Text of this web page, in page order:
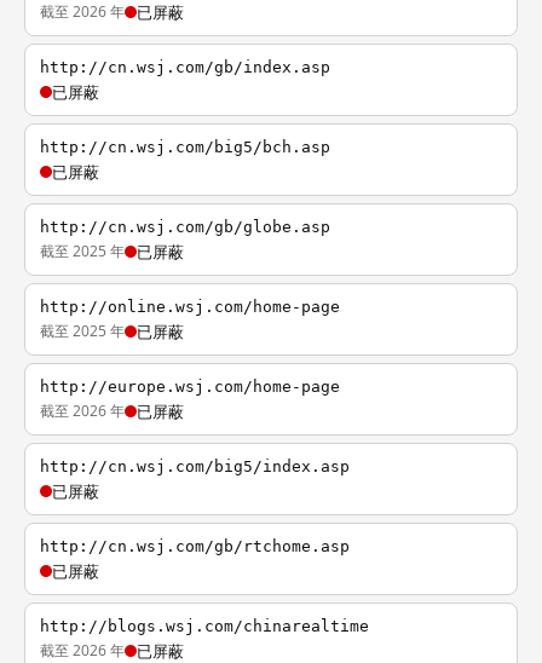
截至 2026 年 已屏蔽
http://cn.wsj.com/gb/index.asp
已屏蔽
http://cn.wsj.com/big5/bch.asp
已屏蔽
http://cn.wsj.com/gb/globe.asp
截至 2025 年 已屏蔽
http://online.wsj.com/home-page
截至 2025 年 已屏蔽
http://europe.wsj.com/home-page
截至 2026 年 已屏蔽
http://cn.wsj.com/big5/index.asp
已屏蔽
http://cn.wsj.com/gb/rtchome.asp
已屏蔽
http://blogs.wsj.com/chinarealtime
截至 2026 年 已屏蔽